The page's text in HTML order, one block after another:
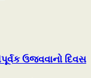
ઉજવવાનો દિવસ